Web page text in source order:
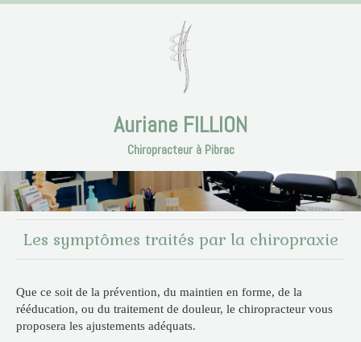
Auriane FILLION
Chiropracteur à Pibrac
Les symptômes traités par la chiropraxie
Que ce soit de la prévention, du maintien en forme, de la
rééducation, ou du traitement de douleur, le chiropracteur vous
proposera les ajustements adéquats.